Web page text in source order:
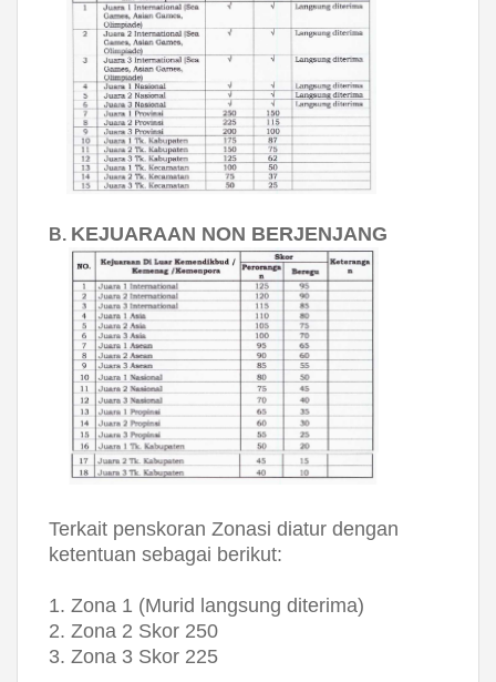
B. KEJUARAAN NON BERJENJANG
Terkait penskoran Zonasi diatur dengan
ketentuan sebagai berikut:
1. Zona 1 (Murid langsung diterima)
2. Zona 2 Skor 250
3. Zona 3 Skor 225